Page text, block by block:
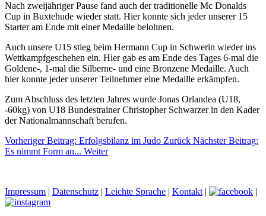
Nach zweijähriger Pause fand auch der traditionelle Mc Donalds
Cup in Buxtehude wieder statt. Hier konnte sich jeder unserer 15
Starter am Ende mit einer Medaille belohnen.
Auch unsere U15 stieg beim Hermann Cup in Schwerin wieder ins
Wett­kampfgeschehen ein. Hier gab es am Ende des Tages 6-mal die
Goldene-, 1-mal die Silberne- und eine Bronzene Medaille. Auch
hier konnte jeder unserer Teilnehmer eine Medaille erkämp­fen.
Zum Abschluss des letzten Jahres wurde Jonas Orlandea (U18,
-60kg) von U18 Bundes­trainer Christopher Schwarzer in den Kader
der Nationalmannschaft berufen.
Vorheriger Beitrag: Erfolgsbilanz im Judo Zurück Nächster Beitrag:
Es nimmt Form an... Weiter
Impressum | Datenschutz | Leichte Sprache | Kontakt | |